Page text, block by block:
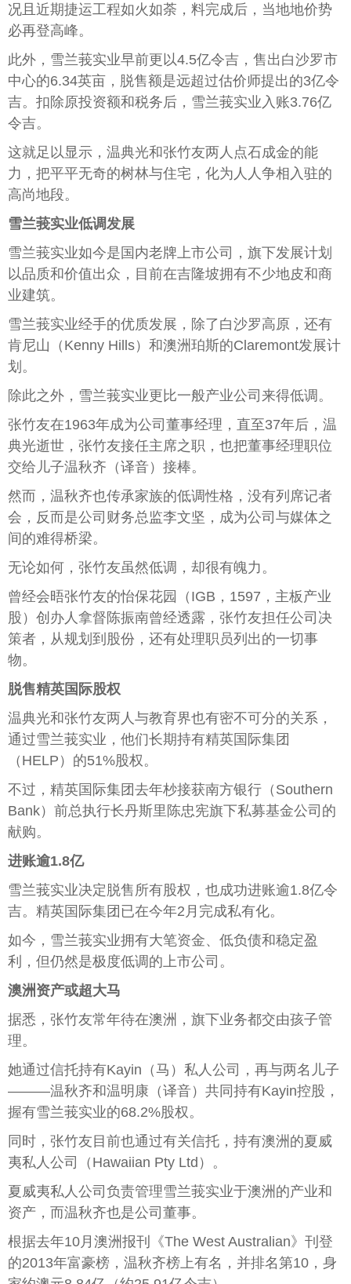
况且近期捷运工程如火如荼，料完成后，当地地价势
必再登高峰。
此外，雪兰莪实业早前更以4.5亿令吉，售出白沙罗市
中心的6.34英亩，脱售额是远超过估价师提出的3亿令
吉。扣除原投资额和税务后，雪兰莪实业入账3.76亿
令吉。
这就足以显示，温典光和张竹友两人点石成金的能
力，把平平无奇的树林与住宅，化为人人争相入驻的
高尚地段。
雪兰莪实业低调发展
雪兰莪实业如今是国内老牌上市公司，旗下发展计划
以品质和价值出众，目前在吉隆坡拥有不少地皮和商
业建筑。
雪兰莪实业经手的优质发展，除了白沙罗高原，还有
肯尼山（Kenny Hills）和澳洲珀斯的Claremont发展计
划。
除此之外，雪兰莪实业更比一般产业公司来得低调。
张竹友在1963年成为公司董事经理，直至37年后，温
典光逝世，张竹友接任主席之职，也把董事经理职位
交给儿子温秋齐（译音）接棒。
然而，温秋齐也传承家族的低调性格，没有列席记者
会，反而是公司财务总监李文坚，成为公司与媒体之
间的难得桥梁。
无论如何，张竹友虽然低调，却很有魄力。
曾经会晤张竹友的怡保花园（IGB，1597，主板产业
股）创办人拿督陈振南曾经透露，张竹友担任公司决
策者，从规划到股份，还有处理职员列出的一切事
物。
脱售精英国际股权
温典光和张竹友两人与教育界也有密不可分的关系，
通过雪兰莪实业，他们长期持有精英国际集团
（HELP）的51%股权。
不过，精英国际集团去年杪接获南方银行（Southern
Bank）前总执行长丹斯里陈忠宪旗下私募基金公司的
献购。
进账逾1.8亿
雪兰莪实业决定脱售所有股权，也成功进账逾1.8亿令
吉。精英国际集团已在今年2月完成私有化。
如今，雪兰莪实业拥有大笔资金、低负债和稳定盈
利，但仍然是极度低调的上市公司。
澳洲资产或超大马
据悉，张竹友常年待在澳洲，旗下业务都交由孩子管
理。
她通过信托持有Kayin（马）私人公司，再与两名儿子
———温秋齐和温明康（译音）共同持有Kayin控股，
握有雪兰莪实业的68.2%股权。
同时，张竹友目前也通过有关信托，持有澳洲的夏威
夷私人公司（Hawaiian Pty Ltd）。
夏威夷私人公司负责管理雪兰莪实业于澳洲的产业和
资产，而温秋齐也是公司董事。
根据去年10月澳洲报刊《The West Australian》刊登
的2013年富豪榜，温秋齐榜上有名，并排名第10，身